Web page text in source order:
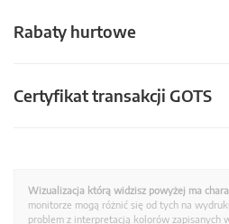
Rabaty hurtowe
Certyfikat transakcji GOTS
Wizualizacja którą widzisz powyżej ma
monitorze mogą różnić się od tych na
problem z interpretacją kolorów zapisanych